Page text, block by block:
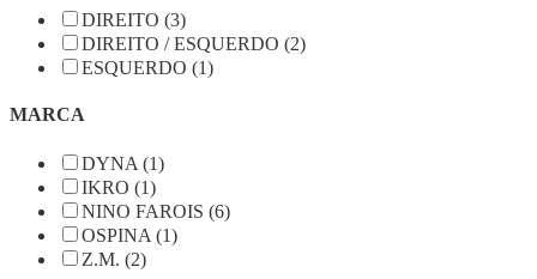
DIREITO (3)
DIREITO / ESQUERDO (2)
ESQUERDO (1)
MARCA
DYNA (1)
IKRO (1)
NINO FAROIS (6)
OSPINA (1)
Z.M. (2)